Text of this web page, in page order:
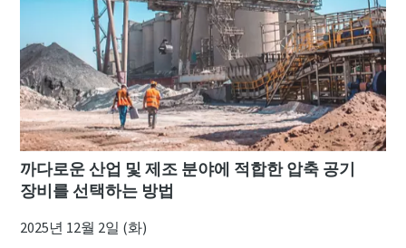
까다로운 산업 및 제조 분야에 적합한 압축 공기
장비를 선택하는 방법
2025년 12월 2일 (화)